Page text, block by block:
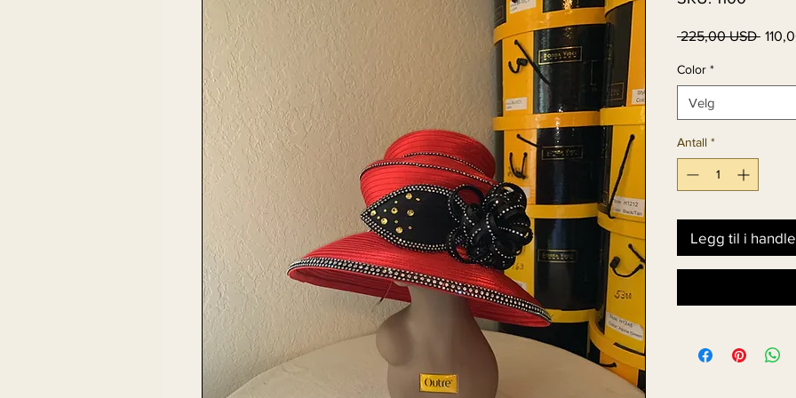
225,00 USD
Color *
Velg
Antall *
Legg til i